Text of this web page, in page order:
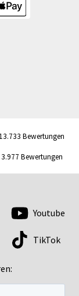
Bewertungen
Bewertungen
Youtube
TikTok